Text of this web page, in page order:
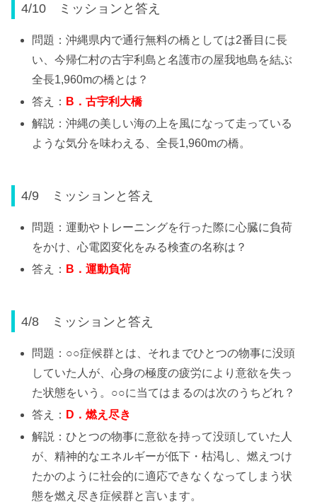
4/10 ミッションと答え
問題：沖縄県内で通行無料の橋としては2番目に長
い、今帰仁村の古宇利島と名護市の屋我地島を結ぶ
全長1,960mの橋とは？
答え： B ．古宇利大橋
解説：沖縄の美しい海の上を風になって走っている
ような気分を味わえる、全長1,960mの橋。
4/9 ミッションと答え
問題：運動やトレーニングを行った際に心臓に負荷
をかけ、心電図変化をみる検査の名称は？
答え： B ．運動負荷
4/8 ミッションと答え
問題：○○症候群とは、それまでひとつの物事に没頭
していた人が、心身の極度の疲労により意欲を失っ
た状態をいう。○○に当てはまるのは次のうちどれ？
答え： D ．燃え尽き
解説：ひとつの物事に意欲を持って没頭していた人
が、精神的なエネルギーが低下・枯渇し、燃えつけ
たかのように社会的に適応できなくなってしまう状
態を燃え尽き症候群と言います。